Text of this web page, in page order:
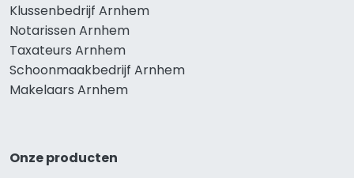
Klussenbedrijf Arnhem
Notarissen Arnhem
Taxateurs Arnhem
Schoonmaakbedrijf Arnhem
Makelaars Arnhem
Onze producten